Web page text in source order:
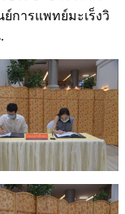
การแพทย์มะเร็งวิ